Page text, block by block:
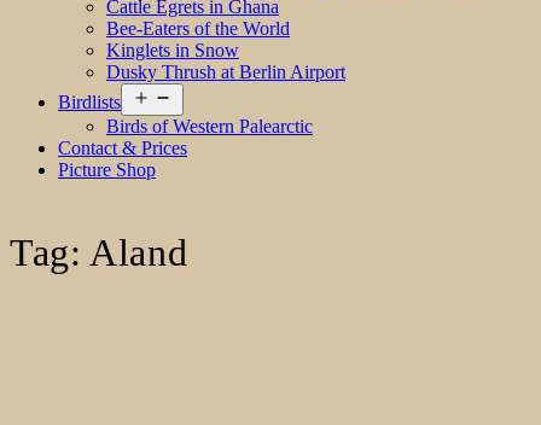
Cattle Egrets in Ghana
Bee-Eaters of the World
Kinglets in Snow
Dusky Thrush at Berlin Airport
Birdlists
menu
Birds of Western Palearctic
Contact & Prices
Picture Shop
Tag:Aland